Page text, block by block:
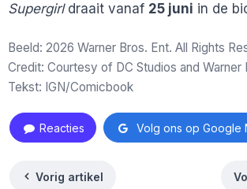
Supergirldraait vanaf 25 juni in de
Beeld: 2026 Warner Bros. Ent. All Rights
Credit: Courtesy of DC Studios and Warner
Tekst: IGN/Comicbook
Reacties Volg ons op Google
Vorig artikel